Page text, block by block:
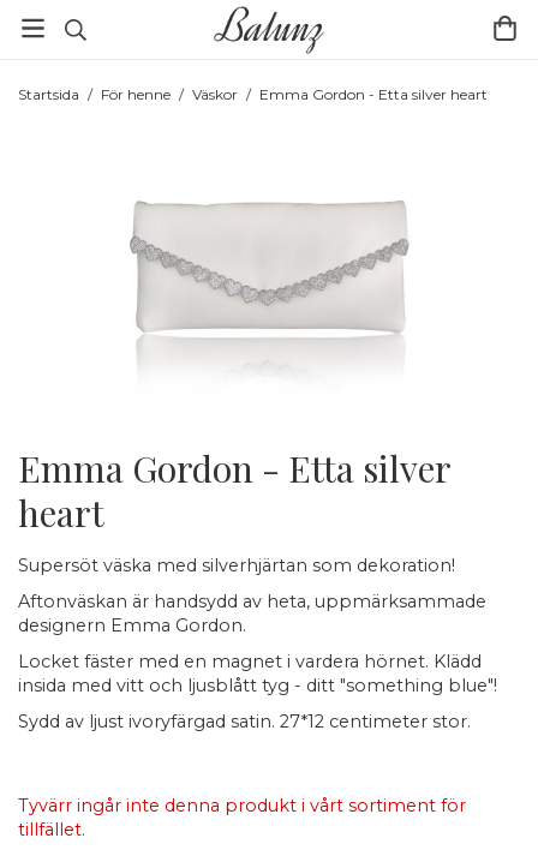
Startsida / För henne / Väskor / Emma Gordon - Etta silver heart
Emma Gordon - Etta silver
heart
Supersöt väska med silverhjärtan som dekoration!
Aftonväskan är handsydd av heta, uppmärksammade
designern Emma Gordon.
Locket fäster med en magnet i vardera hörnet. Klädd
insida med vitt och ljusblått tyg - ditt "something blue"!
Sydd av ljust ivoryfärgad satin. 27*12 centimeter stor.
Tyvärr ingår inte denna produkt i vårt sortiment för
tillfället.